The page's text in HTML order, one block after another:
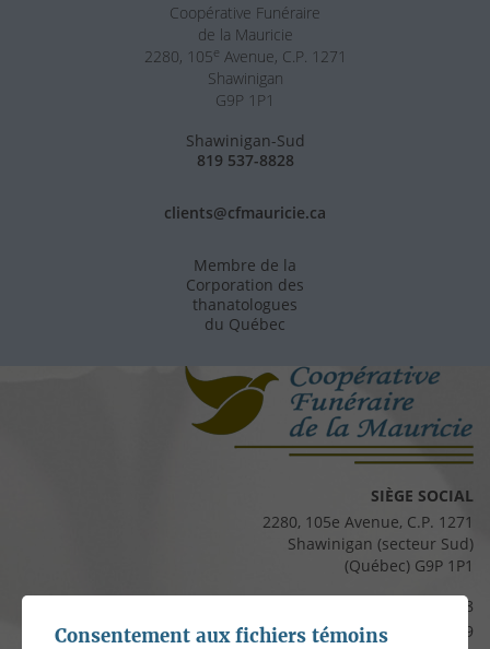
Coopérative Funéraire
de la Mauricie
2280, 105e Avenue, C.P. 1271
Shawinigan
G9P 1P1
Shawinigan-Sud
819 537-8828
clients@cfmauricie.ca
Membre de la
Corporation des
thanatologues
du Québec
SIÈGE SOCIAL
2280, 105e Avenue, C.P. 1271
Shawinigan (secteur Sud)
(Québec) G9P 1P1
819 537-8828
Télécopieur :819 537-8829
Consentement aux fichiers témoins